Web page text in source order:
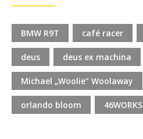
BMW R9T café racer
deus deus ex machina
Michael „Woolie” Woolaway
orlando bloom 46WORKS